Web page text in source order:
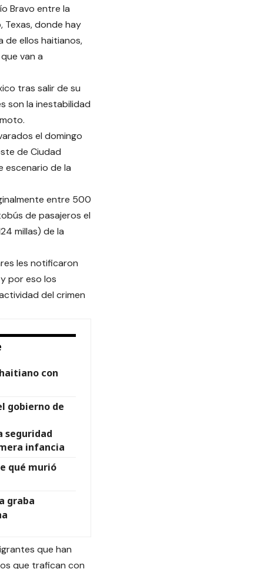
Bravo entre la
Texas, donde hay
de ellos haitianos,
van a
tras salir de su
son la inestabilidad
el domingo
de Ciudad
escenario de la
entre 500
de pasajeros el
millas) de la
les notificaron
por eso los
del crimen
con
gobierno de
infancia
qué murió
graba
que han
que trafican con